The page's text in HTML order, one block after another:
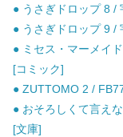
● うさぎドロップ 8 /
● うさぎドロップ 9 /
● ミセス・マーメイ
[コミック]
● ZUTTOMO 2 /
● おそろしくて言え
[文庫]